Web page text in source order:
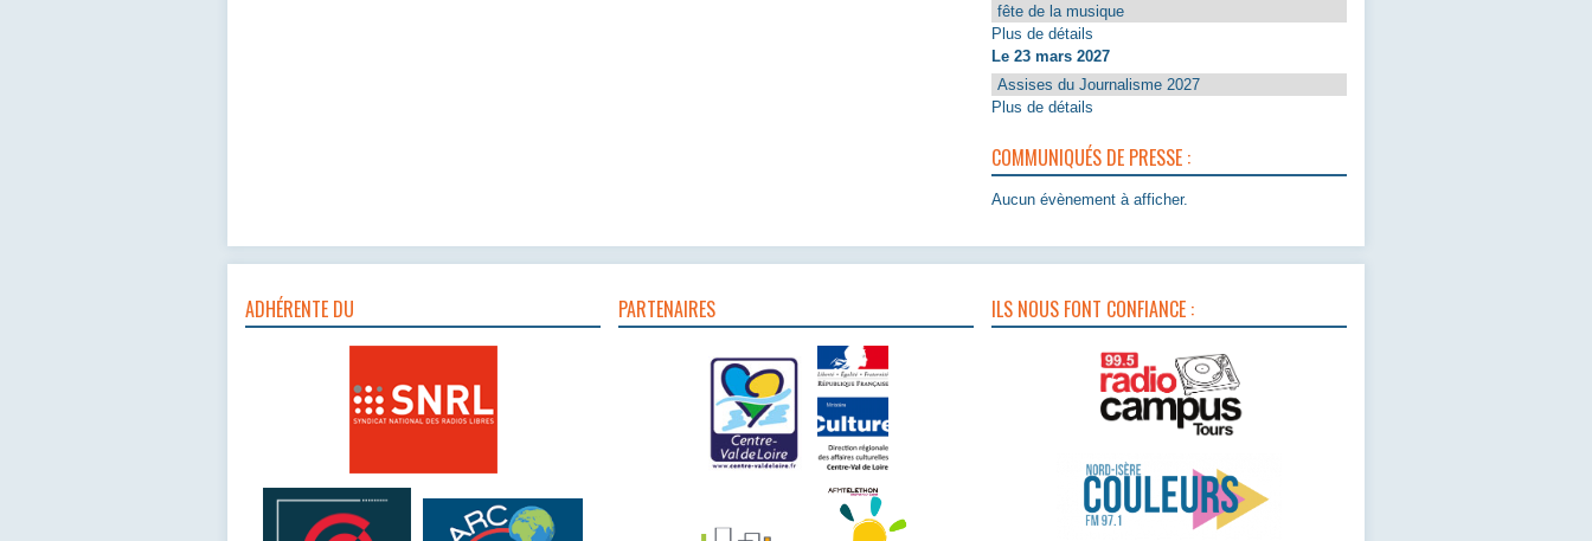
fête de la musique
Plus de détails
Le 23 mars 2027
Assises du Journalisme 2027
Plus de détails
COMMUNIQUÉS DE PRESSE :
Aucun évènement à afficher.
ADHÉRENTE DU PARTENAIRES ILS NOUS FONT CONFIANCE :